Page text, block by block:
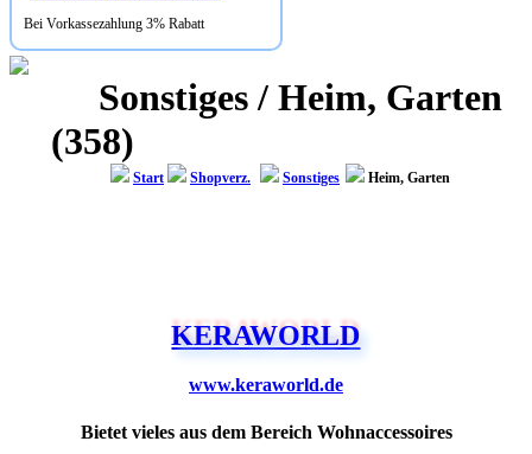
Sonstiges / Heim, Garten
(358)
Shopverz. Heim, Garten
Bietet vieles aus dem Bereich Wohnaccessoires
5 EUR Gutschein für einen